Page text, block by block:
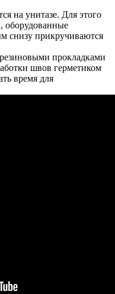
на унитазе. Для этого
оборудованные
снизу прикручиваются
прокладками
швов герметиком
время для